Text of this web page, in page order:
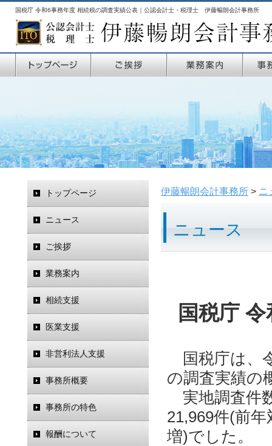
国税庁 令和6事務年度 相続税の調査実績公表｜公認会計士・税理士 伊藤暢朗会計事務所
トップページ
ニュース
ご挨拶
業務案内
相続支援
医業支援
非営利法人支援
事務所概要
事務所の特色
報酬について
伊藤暢朗会計事務所 > ニ
ニュース
国税庁
国税庁は、
の調査実
実地調査件
21,969件(前
増)でした。